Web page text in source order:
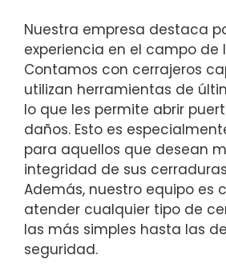
Nuestra empresa destaca
experiencia en el campo de
Contamos con cerrajeros
utilizan herramientas de
lo que les permite abrir
daños. Esto es
para aquellos que desean
integridad de sus
Además, nuestro equipo es
atender cualquier tipo de
las más simples hasta las
seguridad.